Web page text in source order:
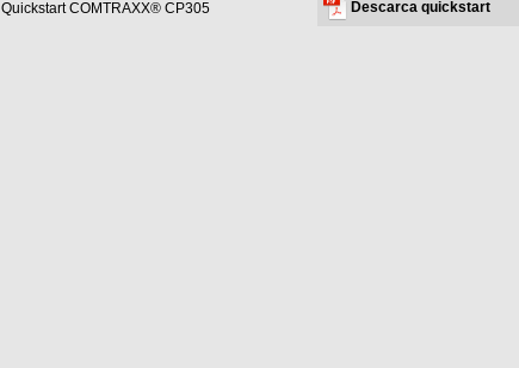
Quickstart COMTRAXX® CP305 Descarca quickstart